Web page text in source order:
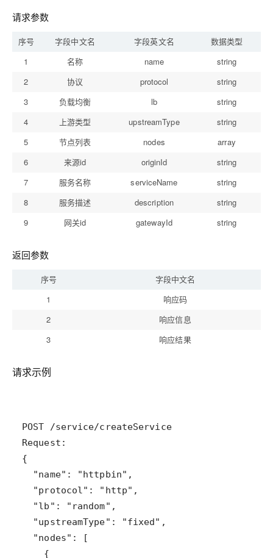
请求参数
序号 字段中文名 字段英文名 数据类型
1
名称 name string
2
协议 protocol string
3
负载均衡 lb string
4
上游类型 upstreamType string
5
节点列表 nodes array
6
来源id originId string
7
服务名称 serviceName string
8
服务描述 description string
9
网关id gatewayId string
返回参数
序号
字段中文名
1
响应码
2
响应信息
3
响应结果
请求示例
POST /service/createService